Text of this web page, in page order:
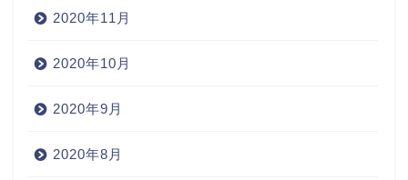
2020年11月
2020年10月
2020年9月
2020年8月